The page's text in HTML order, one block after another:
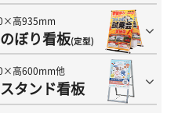
高935mm
ぼり看板(定型)
高600mm他
タンド看板